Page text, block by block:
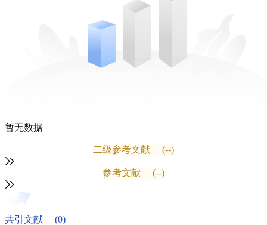
暂无数据
二级参考文献 (--)
参考文献 (--)
共引文献
(0)